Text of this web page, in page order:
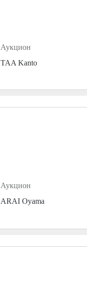
Аукцион
TAA Kanto
Аукцион
ARAI Oyama